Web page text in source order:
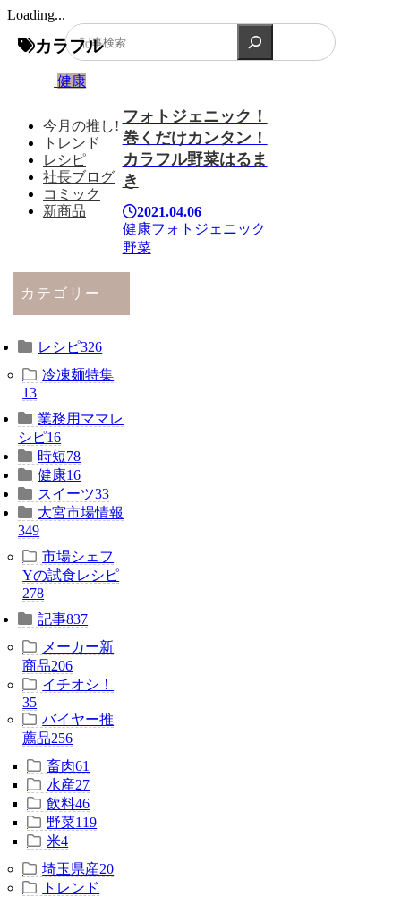
Loading...
今月の推し!
トレンド
レシピ
社長ブログ
コミック
新商品
カラフル
健康
フォトジェニック！
巻くだけカンタン！
カラフル野菜はるま
き
2021.04.06
健康フォトジェニック
野菜
カテゴリー
レシピ326
冷凍麺特集
13
業務用ママレ
シピ16
時短78
健康16
スイーツ33
大宮市場情報
349
市場シェフ
Yの試食レシピ
278
記事837
メーカー新
商品206
イチオシ！
35
バイヤー推
薦品256
畜肉61
水産27
飲料46
野菜119
米4
埼玉県産20
トレンド